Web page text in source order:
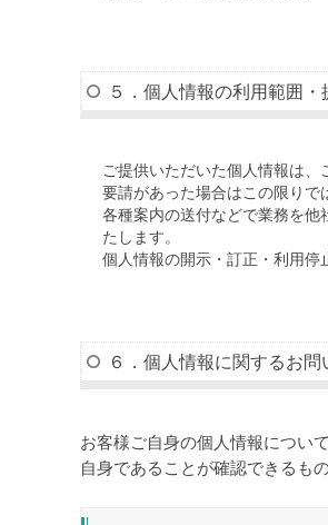
５．個人情報の利用範囲・
ご提供いただいた個人情報は
要請があった場合はこの限りで
各種案内の送付などで業務を
たします。
個人情報の開示・訂正・利用停
６．個人情報に関するお
お客様ご自身の個人情報につい
自身であることが確認できるも